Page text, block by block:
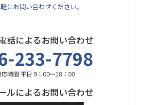
にお問い合わせください。
話によるお問い合わせ
233-7798
応時間 平日 9：00〜18：00
ルによるお問い合わせ